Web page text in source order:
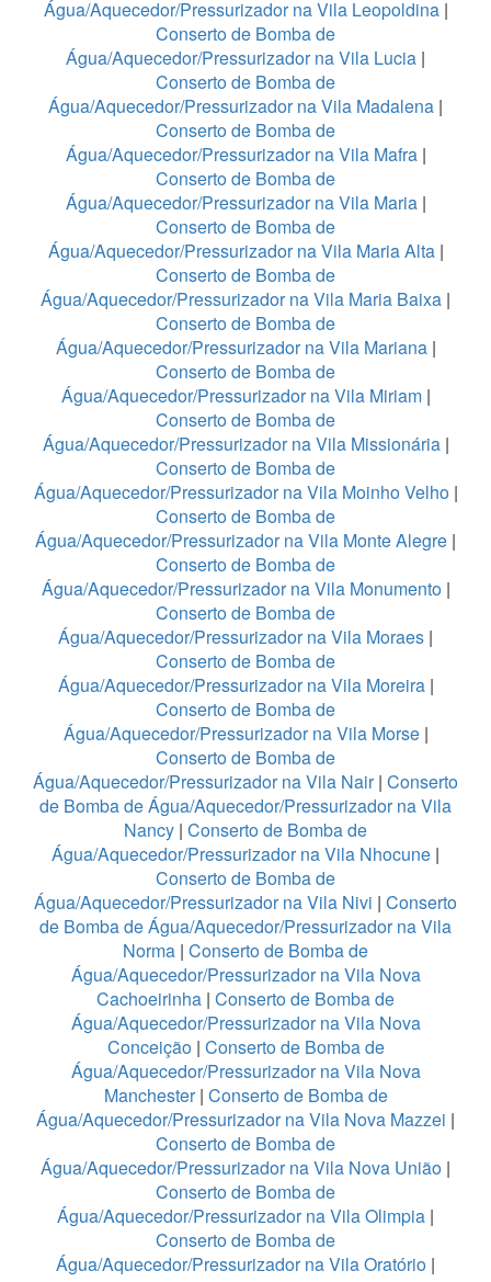
Água/Aquecedor/Pressurizador na Vila Leopoldina|
Conserto de Bomba de
Água/Aquecedor/Pressurizador na Vila Lucia |
Conserto de Bomba de
Água/Aquecedor/Pressurizador na Vila Madalena |
Conserto de Bomba de
Água/Aquecedor/Pressurizador na Vila Mafra |
Conserto de Bomba de
Água/Aquecedor/Pressurizador na Vila Maria|
Conserto de Bomba de
Água/Aquecedor/Pressurizador na Vila Maria Alta|
Conserto de Bomba de
Água/Aquecedor/Pressurizador na Vila Maria Baixa |
Conserto de Bomba de
Água/Aquecedor/Pressurizador na Vila Mariana|
Conserto de Bomba de
Água/Aquecedor/Pressurizador na Vila Miriam|
Conserto de Bomba de
Água/Aquecedor/Pressurizador na Vila Missionária|
Conserto de Bomba de
Água/Aquecedor/Pressurizador na Vila Moinho Velho|
Conserto de Bomba de
Água/Aquecedor/Pressurizador na Vila Monte Alegre |
Conserto de Bomba de
Água/Aquecedor/Pressurizador na Vila Monumento|
Conserto de Bomba de
Água/Aquecedor/Pressurizador na Vila Moraes |
Conserto de Bomba de
Água/Aquecedor/Pressurizador na Vila Moreira|
Conserto de Bomba de
Água/Aquecedor/Pressurizador na Vila Morse|
Conserto de Bomba de
Água/Aquecedor/Pressurizador na Vila Nair| Conserto
de Bomba de Água/Aquecedor/Pressurizador na Vila
Nancy | Conserto de Bomba de
Água/Aquecedor/Pressurizador na Vila Nhocune |
Conserto de Bomba de
Água/Aquecedor/Pressurizador na Vila Nivi | Conserto
de Bomba de Água/Aquecedor/Pressurizador na Vila
Norma | Conserto de Bomba de
Água/Aquecedor/Pressurizador na Vila Nova
Cachoeirinha | Conserto de Bomba de
Água/Aquecedor/Pressurizador na Vila Nova
Conceição| Conserto de Bomba de
Água/Aquecedor/Pressurizador na Vila Nova
Manchester| Conserto de Bomba de
Água/Aquecedor/Pressurizador na Vila Nova Mazzei |
Conserto de Bomba de
Água/Aquecedor/Pressurizador na Vila Nova União |
Conserto de Bomba de
Água/Aquecedor/Pressurizador na Vila Olimpia |
Conserto de Bomba de
Água/Aquecedor/Pressurizador na Vila Oratório |